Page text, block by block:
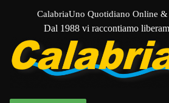
contenuto
CalabriaUno Quotidiano Online
Dal 1988 vi raccontiamo